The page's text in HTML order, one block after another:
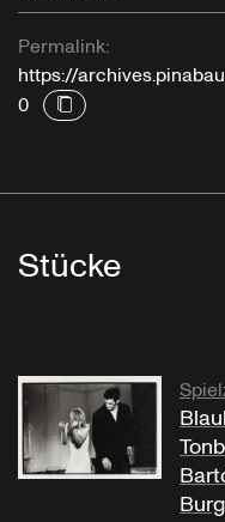
Permalink:
https://
0
Stücke